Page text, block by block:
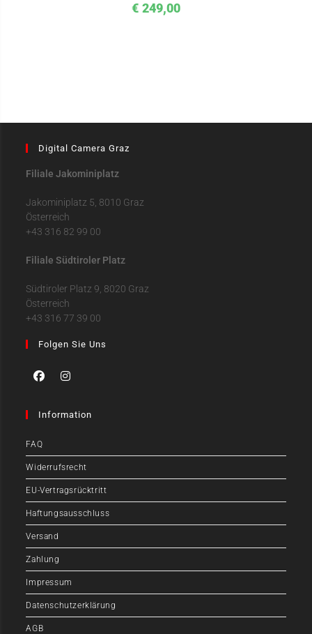
€ 249,00
Digital Camera Graz
Filiale Jakominiplatz
Jakominiplatz 5, 8010 Graz
Österreich
+43 316 82 99 00
Filiale Südtiroler Platz
Südtiroler Platz 9, 8020 Graz
Österreich
+43 316 77 39 00
Folgen Sie Uns
Information
FAQ
Widerrufsrecht
EU-Vertragsrücktritt
Haftungsausschluss
Versand
Zahlung
Impressum
Datenschutzerklärung
AGB